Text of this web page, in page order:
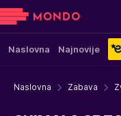
Naslovna Najnovije
Naslovna Zabava